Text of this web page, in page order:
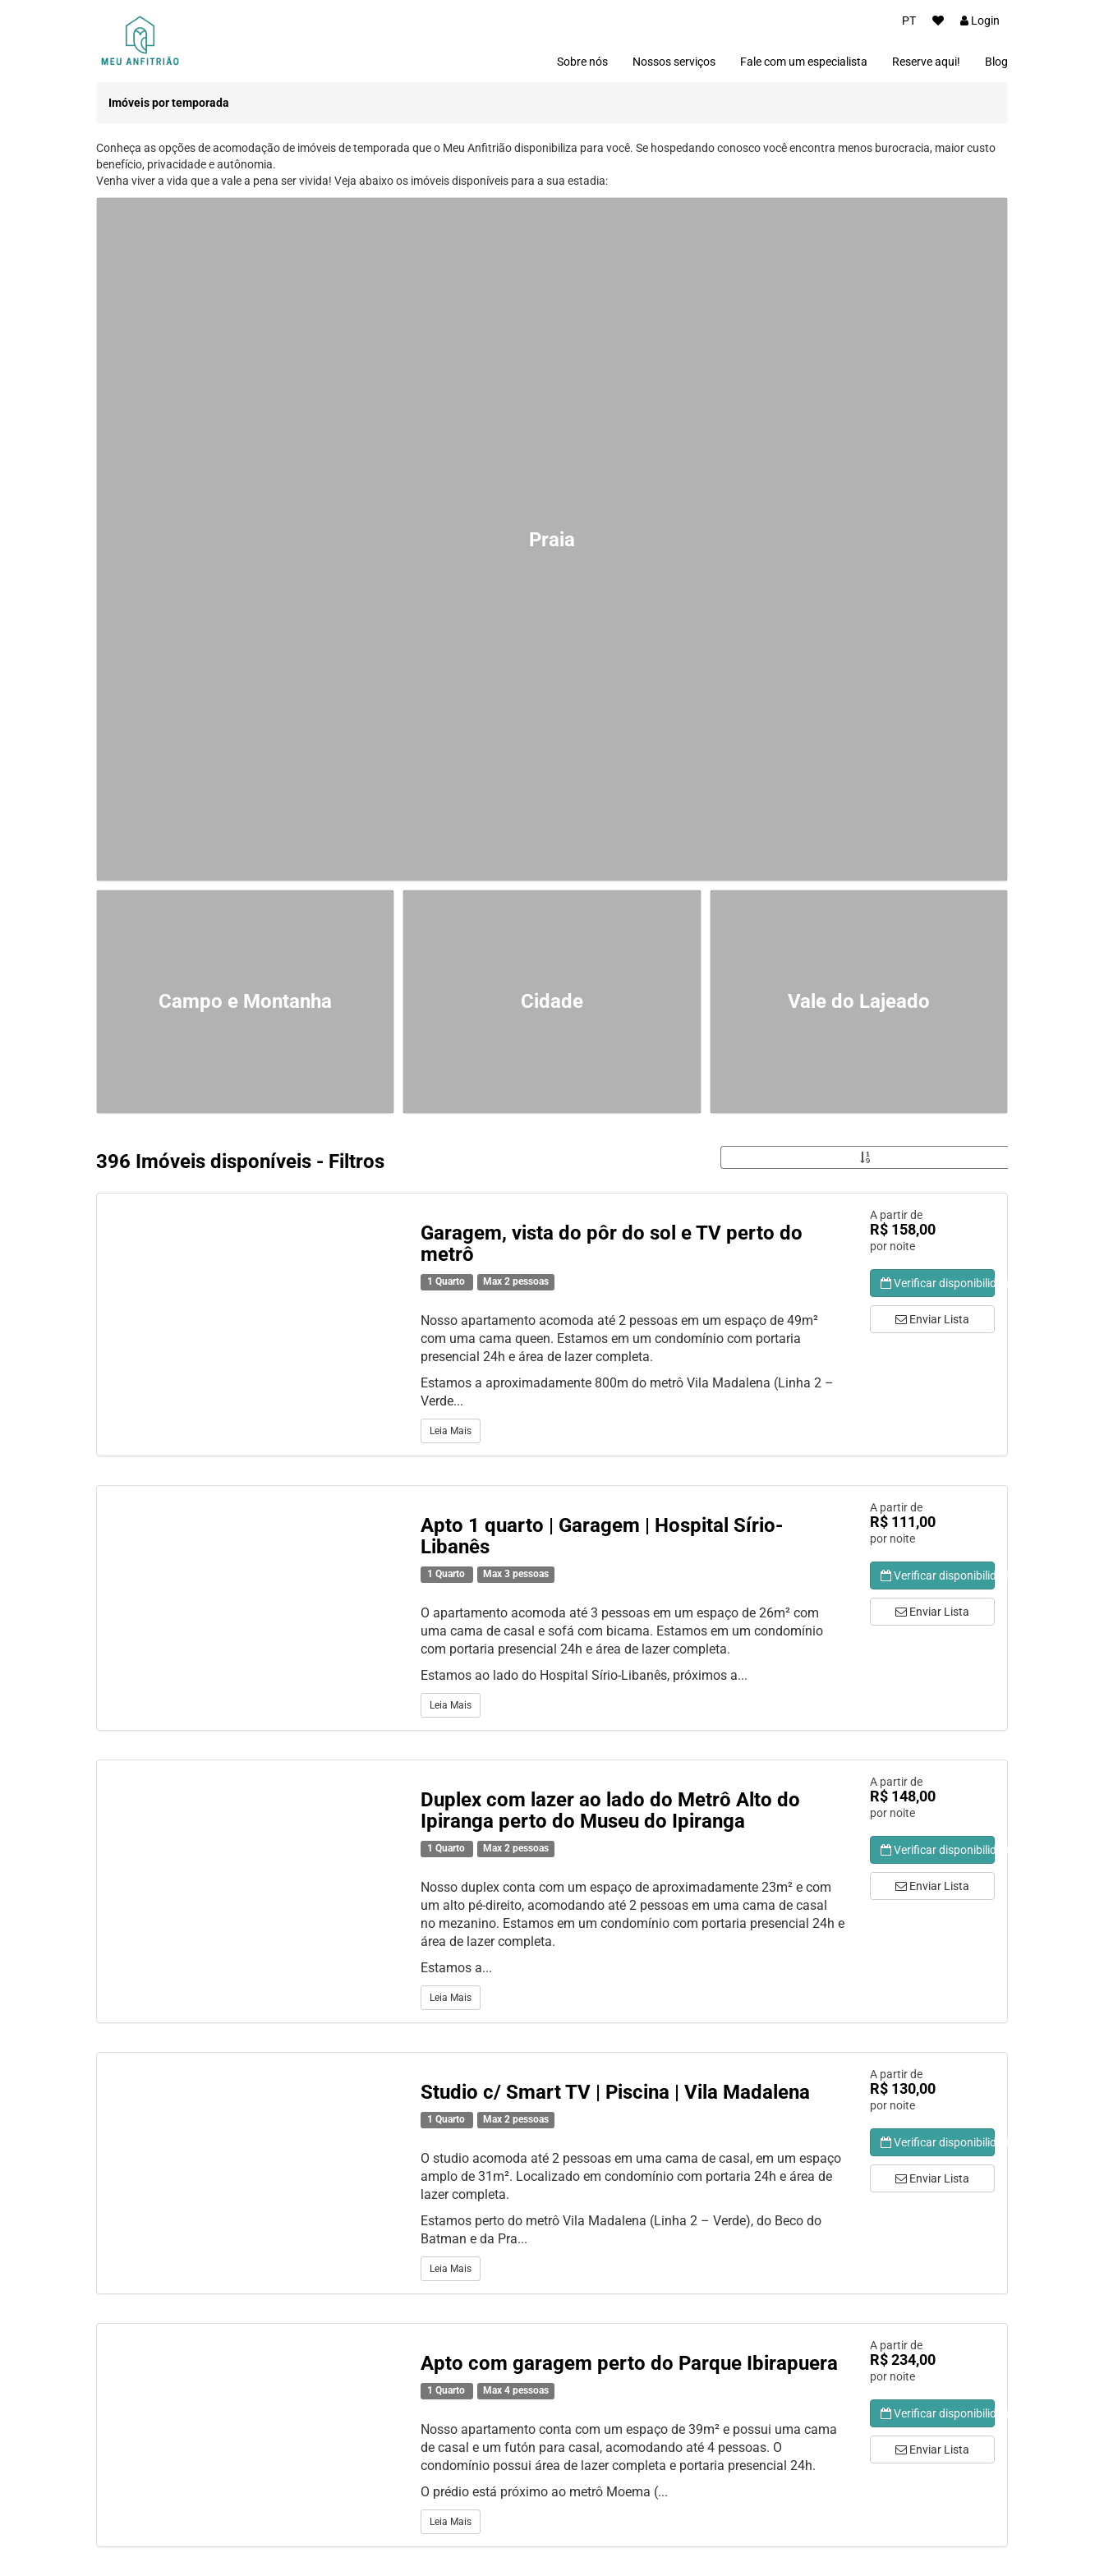
PT Login
Sobre nós Nossos serviços Fale com um especialista Reserve aqui! Blog
Imóveis por temporada
Conheça as opções de acomodação de imóveis de temporada que o Meu Anfitrião disponibiliza para você. Se hospedando conosco você encontra menos burocracia, maior custo
benefício, privacidade e autônomia.
Venha viver a vida que a vale a pena ser vivida! Veja abaixo os imóveis disponíveis para a sua estadia:
Praia
Campo e Montanha Cidade Vale do Lajeado
396 Imóveis disponíveis - Filtros
Garagem, vista do pôr do sol e TV perto do
metrô
1 Quarto Max 2 pessoas
Nosso apartamento acomoda até 2 pessoas em um espaço de 49m²
com uma cama queen. Estamos em um condomínio com portaria
presencial 24h e área de lazer completa.
Estamos a aproximadamente 800m do metrô Vila Madalena (Linha 2 –
Verde...
Leia Mais
A partir de
R$ 158,00
por noite
Verificar disponibilidade
Enviar Lista
Apto 1 quarto | Garagem | Hospital Sírio-
Libanês
1 Quarto Max 3 pessoas
O apartamento acomoda até 3 pessoas em um espaço de 26m² com
uma cama de casal e sofá com bicama. Estamos em um condomínio
com portaria presencial 24h e área de lazer completa.
Estamos ao lado do Hospital Sírio-Libanês, próximos a...
Leia Mais
A partir de
R$ 111,00
por noite
Verificar disponibilidade
Enviar Lista
Duplex com lazer ao lado do Metrô Alto do
Ipiranga perto do Museu do Ipiranga
1 Quarto Max 2 pessoas
Nosso duplex conta com um espaço de aproximadamente 23m² e com
um alto pé-direito, acomodando até 2 pessoas em uma cama de casal
no mezanino. Estamos em um condomínio com portaria presencial 24h e
área de lazer completa.
Estamos a...
Leia Mais
A partir de
R$ 148,00
por noite
Verificar disponibilidade
Enviar Lista
Studio c/ Smart TV | Piscina | Vila Madalena
1 Quarto Max 2 pessoas
O studio acomoda até 2 pessoas em uma cama de casal, em um espaço
amplo de 31m². Localizado em condomínio com portaria 24h e área de
lazer completa.
Estamos perto do metrô Vila Madalena (Linha 2 – Verde), do Beco do
Batman e da Pra...
Leia Mais
A partir de
R$ 130,00
por noite
Verificar disponibilidade
Enviar Lista
Apto com garagem perto do Parque Ibirapuera
1 Quarto Max 4 pessoas
Nosso apartamento conta com um espaço de 39m² e possui uma cama
de casal e um futón para casal, acomodando até 4 pessoas. O
condomínio possui área de lazer completa e portaria presencial 24h.
O prédio está próximo ao metrô Moema (...
Leia Mais
A partir de
R$ 234,00
por noite
Verificar disponibilidade
Enviar Lista